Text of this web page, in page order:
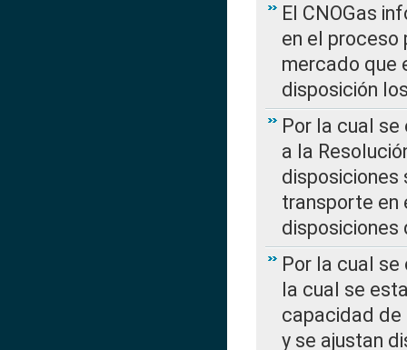
El CNOGas
en el
mercado que
disposición
Por la cual se
a la
disposiciones
transporte en
disposiciones
Por la cual se
la cual se
capacidad de
y se ajustan